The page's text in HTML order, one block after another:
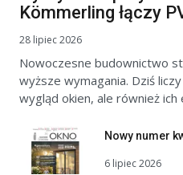
Kömmerling łączy
28 lipiec 2026
Nowoczesne budownictwo
wyższe wymagania. Dziś
wygląd okien, ale również
Nowy numer
6 lipiec 2026